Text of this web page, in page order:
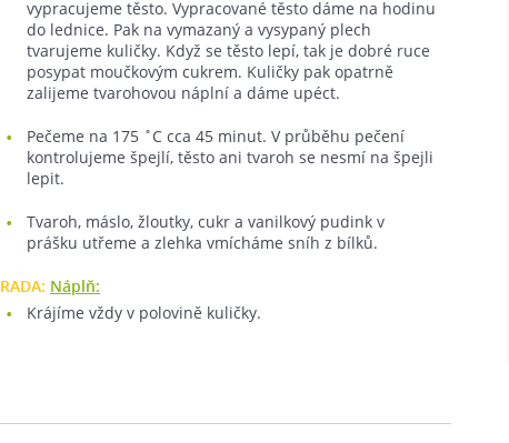
vypracujeme těsto. Vypracované těsto dáme na hodinu
do lednice. Pak na vymazaný a vysypaný plech
tvarujeme kuličky. Když se těsto lepí, tak je dobré ruce
posypat moučkovým cukrem. Kuličky pak opatrně
zalijeme tvarohovou náplní a dáme upéct.
Pečeme na 175 ˚C cca 45 minut. V průběhu pečení
kontrolujeme špejlí, těsto ani tvaroh se nesmí na špejli
lepit.
Tvaroh, máslo, žloutky, cukr a vanilkový pudink v
prášku utřeme a zlehka vmícháme sníh z bílků.
RADA: Náplň:
Krájíme vždy v polovině kuličky.